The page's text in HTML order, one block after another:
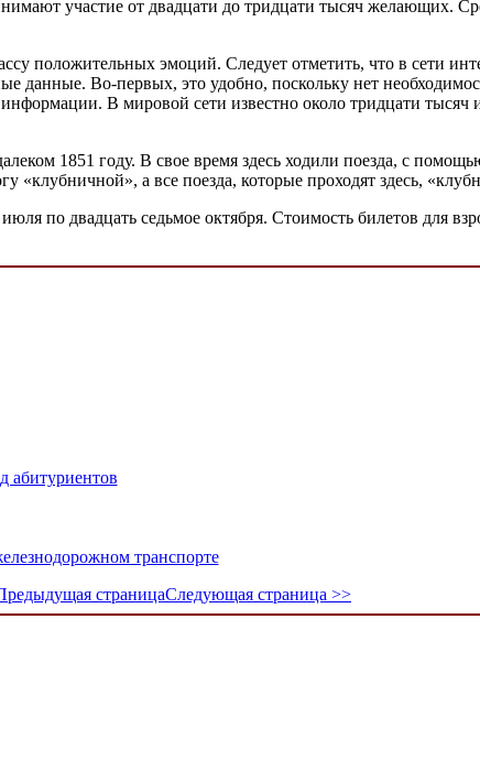
участие от двадцати до тридцати тысяч желающих.
положительных эмоций. Следует отметить, что в сети
данные. Во-первых, это удобно, поскольку нет
В мировой сети известно около тридцати тысяч
1851 году. В свое время здесь ходили поезда, с
«клубничной», а все поезда, которые проходят здесь,
по двадцать седьмое октября. Стоимость билетов для
абитуриентов
транспорте
страницаСледующая страница >>